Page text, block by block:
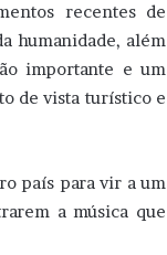
recentes de
humanidade, além
importante e um
de vista turístico e
país para vir a um
a música que